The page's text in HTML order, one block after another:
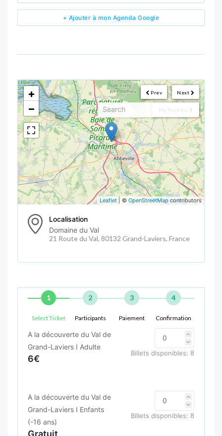
+ Ajouter à mon Agenda Google
Next
Prev
My Position
<!---->
+
−
Leaflet | © OpenStreetMap contributors
Localisation
Domaine du Val
21 Route du Val, 80132 Grand-Laviers, France
1
Select Ticket
2
Participants
3
Paiement
4
Confirmation
A la découverte du Val de
Grand-Laviers I Adulte
6€
Billets disponibles: 8
A la découverte du Val de
Grand-Laviers I Enfants
(-16 ans)
Gratuit
Billets disponibles: 8